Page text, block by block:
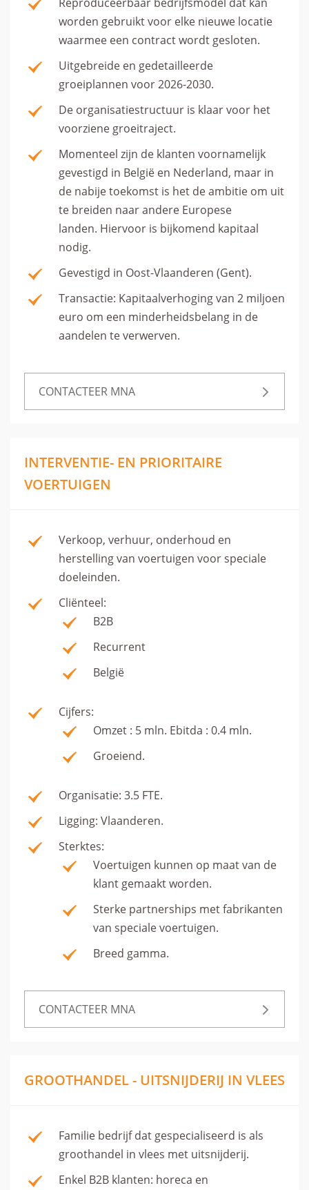
worden gebruikt voor elke nieuwe locatie
waarmee een contract wordt gesloten.
Uitgebreide en gedetailleerde
groeiplannen voor 2026-2030.
De organisatiestructuur is klaar voor het
voorziene groeitraject.
Momenteel zijn de klanten voornamelijk
gevestigd in België en Nederland, maar in
de nabije toekomst is het de ambitie om uit
te breiden naar andere Europese
landen. Hiervoor is bijkomend kapitaal
nodig.
Gevestigd in Oost-Vlaanderen (Gent).
Transactie: Kapitaalverhoging van 2 miljoen
euro om een minderheidsbelang in de
aandelen te verwerven.
CONTACTEER MNA
INTERVENTIE- EN PRIORITAIRE
VOERTUIGEN
Verkoop, verhuur, onderhoud en
herstelling van voertuigen voor speciale
doeleinden.
Cliënteel:
B2B
Recurrent
België
Cijfers:
Omzet : 5 mln. Ebitda : 0.4 mln.
Groeiend.
Organisatie: 3.5 FTE.
Ligging: Vlaanderen.
Sterktes:
Voertuigen kunnen op maat van de
klant gemaakt worden.
Sterke partnerships met fabrikanten
van speciale voertuigen.
Breed gamma.
CONTACTEER MNA
GROOTHANDEL - UITSNIJDERIJ IN VLEES
Familie bedrijf dat gespecialiseerd is als
groothandel in vlees met uitsnijderij.
Enkel B2B klanten: horeca en